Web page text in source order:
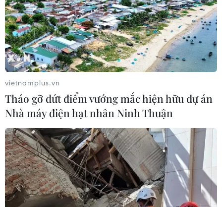
vietnamplus.vn
Tháo gỡ dứt điểm vướng mắc hiện hữu dự án
Nhà máy điện hạt nhân Ninh Thuận